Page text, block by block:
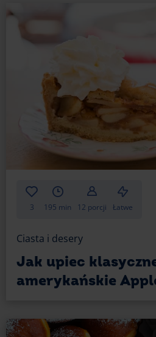
by smak nalewki nie
3 195 min 12 porcji Łatwe
Ciasta i desery
Jak upiec
amerykańskie